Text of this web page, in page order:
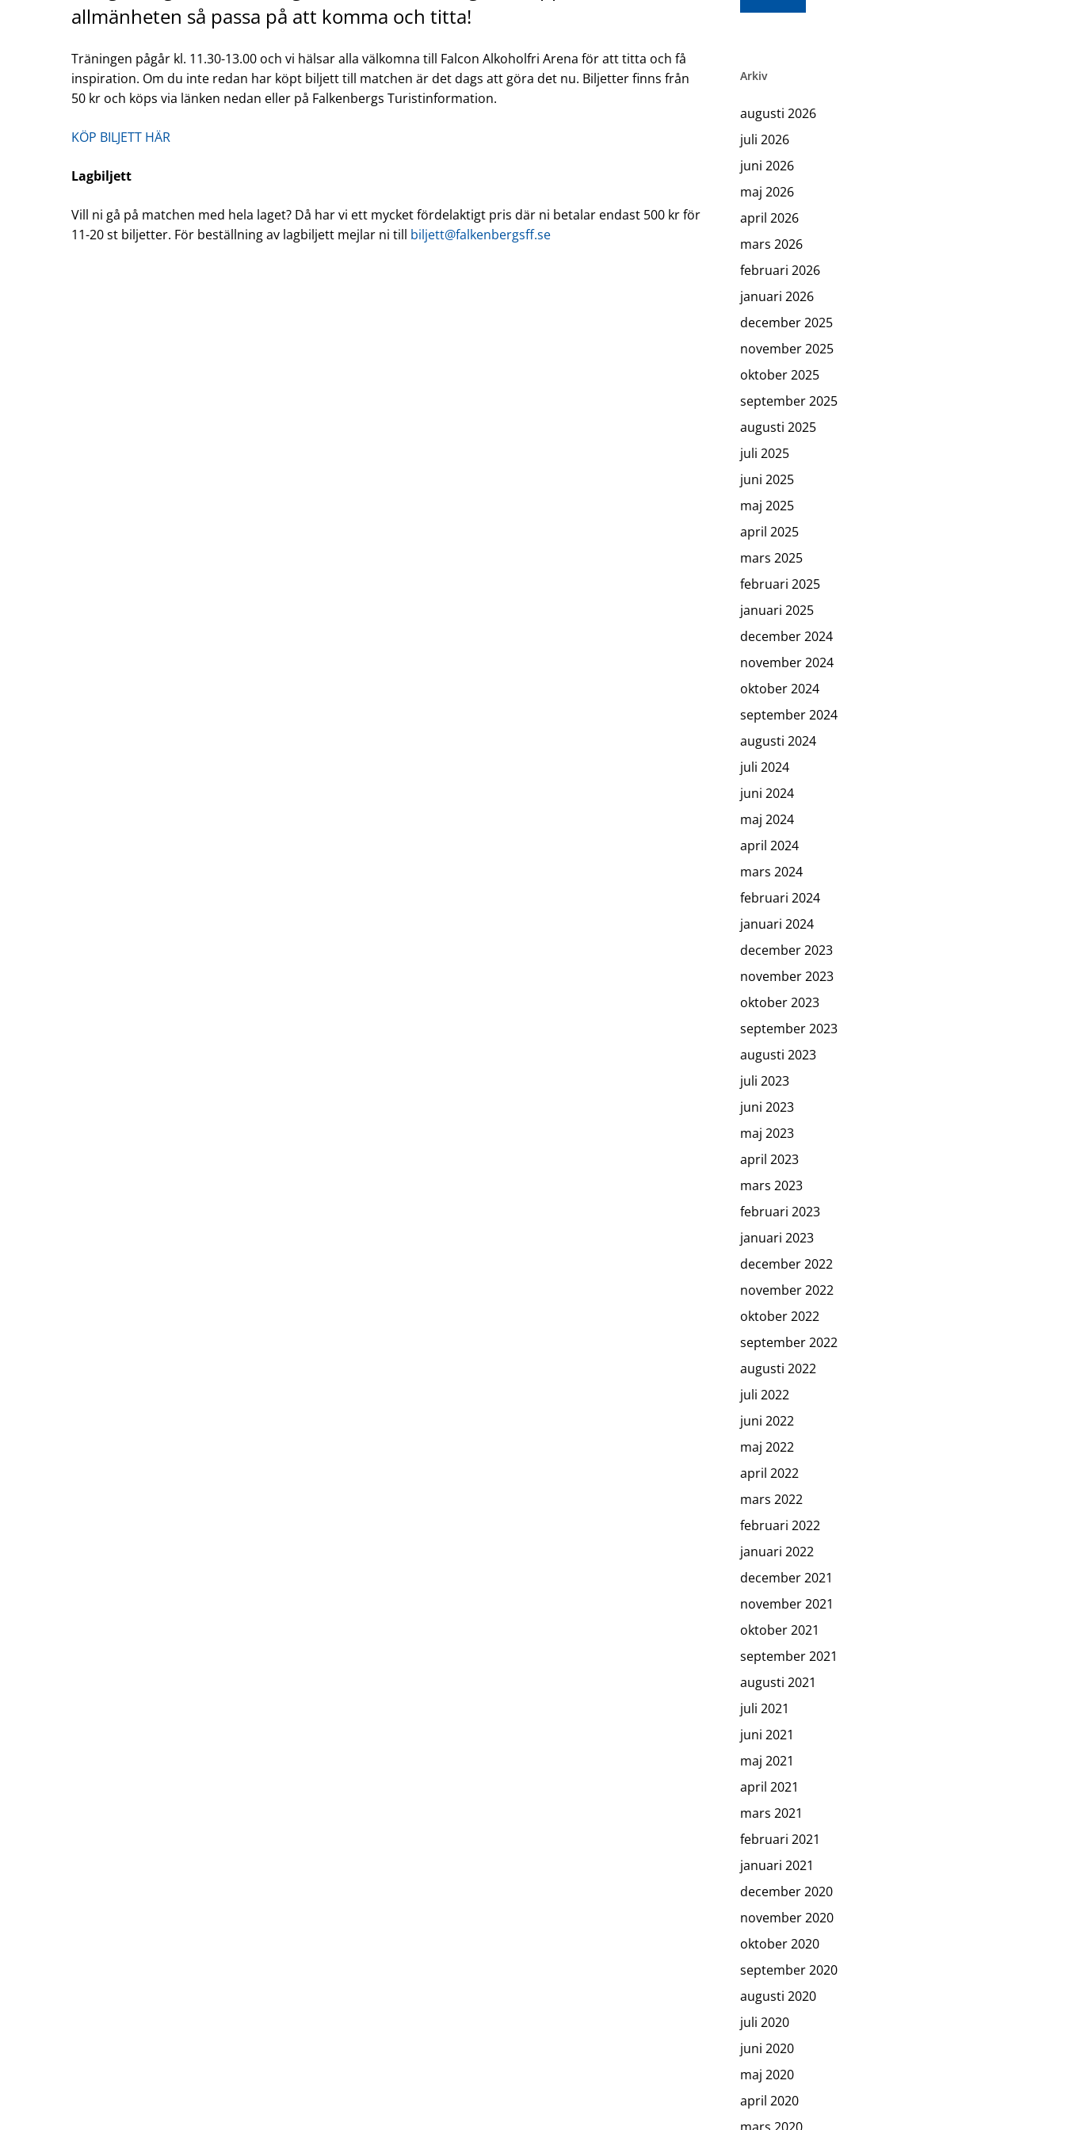
allmänheten så passa på att komma och titta!
Träningen pågår kl. 11.30-13.00 och vi hälsar alla välkomna till Falcon Alkoholfri Arena för att titta och få
inspiration. Om du inte redan har köpt biljett till matchen är det dags att göra det nu. Biljetter finns från
50 kr och köps via länken nedan eller på Falkenbergs Turistinformation.
KÖP BILJETT HÄR
Lagbiljett
Vill ni gå på matchen med hela laget? Då har vi ett mycket fördelaktigt pris där ni betalar endast 500 kr för
11-20 st biljetter. För beställning av lagbiljett mejlar ni till biljett@falkenbergsff.se
Arkiv
augusti 2026
juli 2026
juni 2026
maj 2026
april 2026
mars 2026
februari 2026
januari 2026
december 2025
november 2025
oktober 2025
september 2025
augusti 2025
juli 2025
juni 2025
maj 2025
april 2025
mars 2025
februari 2025
januari 2025
december 2024
november 2024
oktober 2024
september 2024
augusti 2024
juli 2024
juni 2024
maj 2024
april 2024
mars 2024
februari 2024
januari 2024
december 2023
november 2023
oktober 2023
september 2023
augusti 2023
juli 2023
juni 2023
maj 2023
april 2023
mars 2023
februari 2023
januari 2023
december 2022
november 2022
oktober 2022
september 2022
augusti 2022
juli 2022
juni 2022
maj 2022
april 2022
mars 2022
februari 2022
januari 2022
december 2021
november 2021
oktober 2021
september 2021
augusti 2021
juli 2021
juni 2021
maj 2021
april 2021
mars 2021
februari 2021
januari 2021
december 2020
november 2020
oktober 2020
september 2020
augusti 2020
juli 2020
juni 2020
maj 2020
april 2020